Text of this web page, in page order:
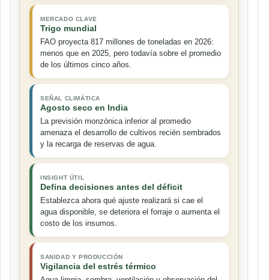
MERCADO CLAVE
Trigo mundial
FAO proyecta 817 millones de toneladas en 2026:
menos que en 2025, pero todavía sobre el promedio
de los últimos cinco años.
SEÑAL CLIMÁTICA
Agosto seco en India
La previsión monzónica inferior al promedio
amenaza el desarrollo de cultivos recién sembrados
y la recarga de reservas de agua.
INSIGHT ÚTIL
Defina decisiones antes del déficit
Establezca ahora qué ajuste realizará si cae el
agua disponible, se deteriora el forraje o aumenta el
costo de los insumos.
SANIDAD Y PRODUCCIÓN
Vigilancia del estrés térmico